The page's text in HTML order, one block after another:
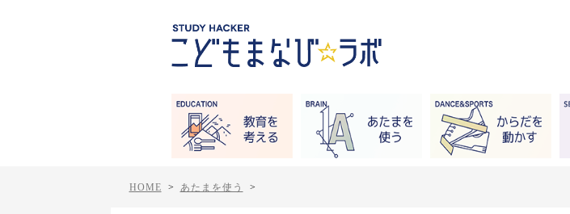
HOME > あたまを使う >